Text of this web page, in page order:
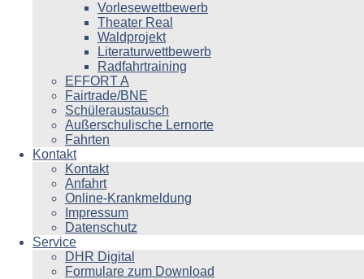
Vorlesewettbewerb
Theater Real
Waldprojekt
Literaturwettbewerb
Radfahrtraining
EFFORT A
Fairtrade/BNE
Schüleraustausch
Außerschulische Lernorte
Fahrten
Kontakt
Kontakt
Anfahrt
Online-Krankmeldung
Impressum
Datenschutz
Service
DHR Digital
Formulare zum Download